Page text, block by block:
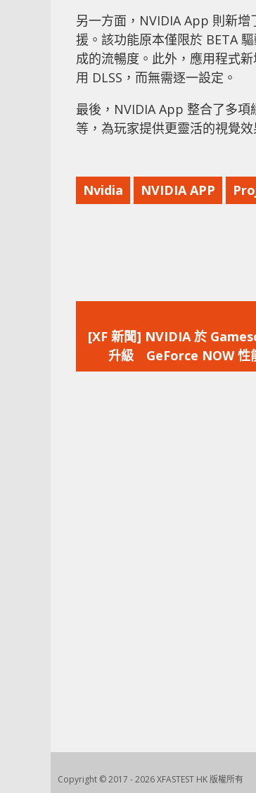
另一方面，NVIDIA App 則新
援。該功能原本僅限於 BETA
成的流暢度。此外，應用程式
用 DLSS，而無需逐一設定。
最後，NVIDIA App 整合了多
等，為玩家提供更靈活的視覺效
Nvidia NVIDIA APP
一
篇
文
[XF 新聞] NVIDIA 於
升級 GeForce NOW 性
Copyright © 2017 - 2026 XFASTEST HK 版權所有